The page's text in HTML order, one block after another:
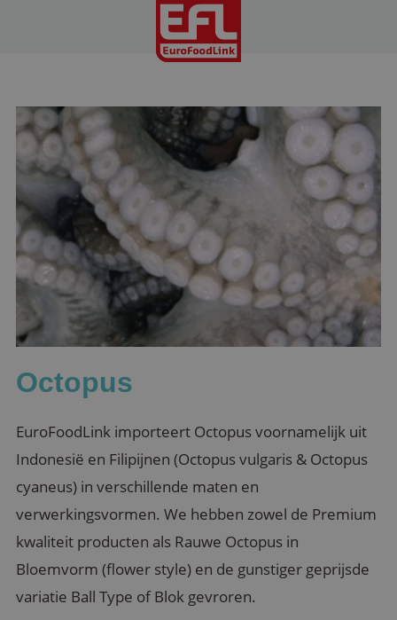
Octopus
EuroFoodLink importeert Octopus voornamelijk uit
Indonesië en Filipijnen (Octopus vulgaris & Octopus
cyaneus) in verschillende maten en
verwerkingsvormen. We hebben zowel de Premium
kwaliteit producten als Rauwe Octopus in
Bloemvorm (flower style) en de gunstiger geprijsde
variatie Ball Type of Blok gevroren.